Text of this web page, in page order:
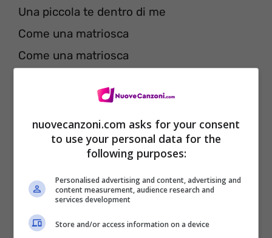
Una piccola te dentro di me
Come una matriosca
Come una matriosca
E sotto la capanna ci porto te
Come casa nostra
Chiudi la finestra che
che non ci troverà nessuno
Nessuno
Che non ci troverà nessuno
nuovecanzoni.com asks for your consent
to use your personal data for the
following purposes:
Personalised advertising and content, advertising and
content measurement, audience research and
services development
Store and/or access information on a device